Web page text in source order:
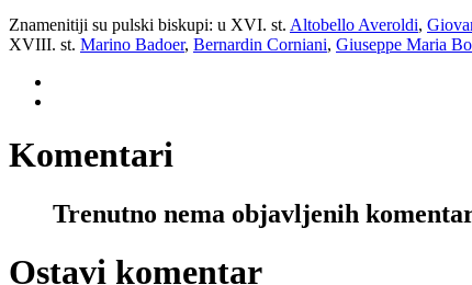
Znamenitiji su pulski biskupi: u XVI. st. Altobello Averoldi,
XVIII. st. Marino Badoer, Bernardin Corniani, Giuseppe Maria
Komentari
Trenutno nema objavljenih
Ostavi komentar